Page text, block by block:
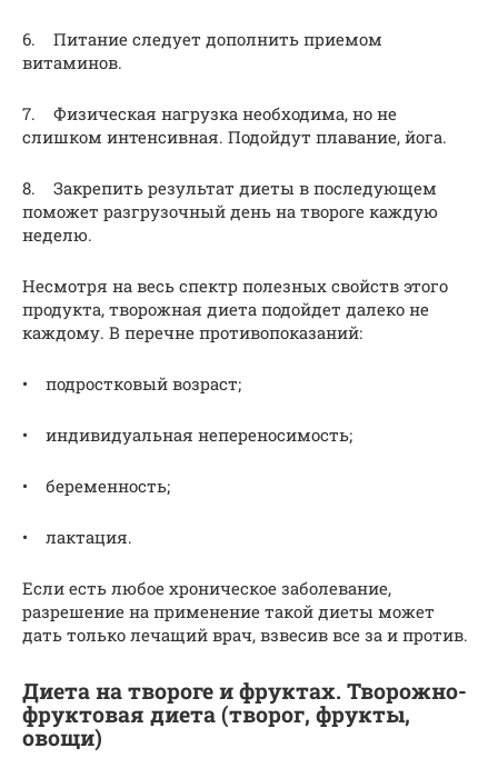
6. Питание следует дополнить приемом
витаминов.
7. Физическая нагрузка необходима, но не
слишком интенсивная. Подойдут плавание, йога.
8. Закрепить результат диеты в последующем
поможет разгрузочный день на твороге каждую
неделю.
Несмотря на весь спектр полезных свойств этого
продукта, творожная диета подойдет далеко не
каждому. В перечне противопоказаний:
• подростковый возраст;
• индивидуальная непереносимость;
• беременность;
• лактация.
Если есть любое хроническое заболевание,
разрешение на применение такой диеты может
дать только лечащий врач, взвесив все за и против.
Диета на твороге и фруктах. Творожно-
фруктовая диета (творог, фрукты,
овощи)